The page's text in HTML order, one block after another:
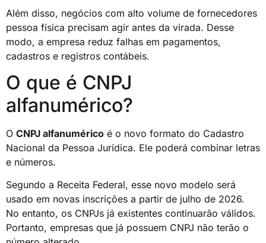
Além disso, negócios com alto volume de fornecedores
pessoa física precisam agir antes da virada. Desse
modo, a empresa reduz falhas em pagamentos,
cadastros e registros contábeis.
O que é CNPJ
alfanumérico?
O CNPJ alfanumérico é o novo formato do Cadastro
Nacional da Pessoa Jurídica. Ele poderá combinar letras
e números.
Segundo a Receita Federal, esse novo modelo será
usado em novas inscrições a partir de julho de 2026.
No entanto, os CNPJs já existentes continuarão válidos.
Portanto, empresas que já possuem CNPJ não terão o